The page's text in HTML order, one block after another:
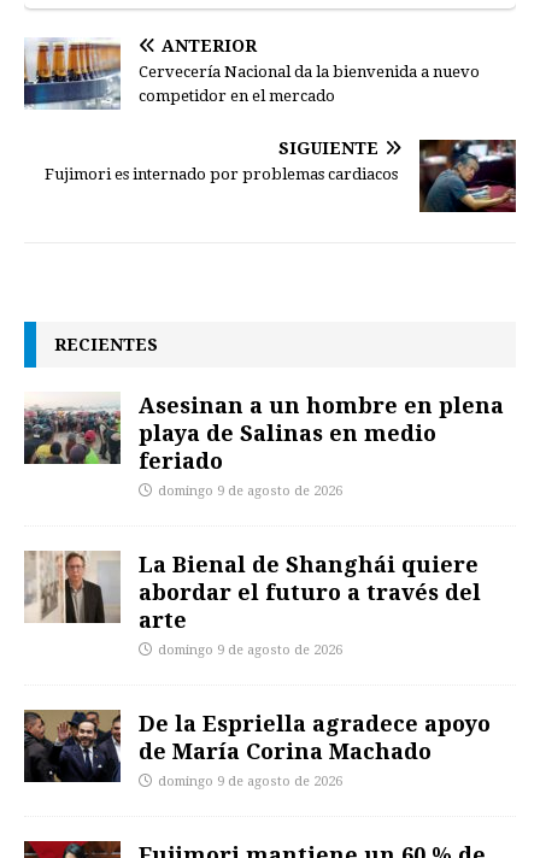
ANTERIOR
Cervecería Nacional da la bienvenida a nuevo
competidor en el mercado
SIGUIENTE
Fujimori es internado por problemas cardiacos
RECIENTES
Asesinan a un hombre en plena
playa de Salinas en medio
feriado
domingo 9 de agosto de 2026
La Bienal de Shanghái quiere
abordar el futuro a través del
arte
domingo 9 de agosto de 2026
De la Espriella agradece apoyo
de María Corina Machado
domingo 9 de agosto de 2026